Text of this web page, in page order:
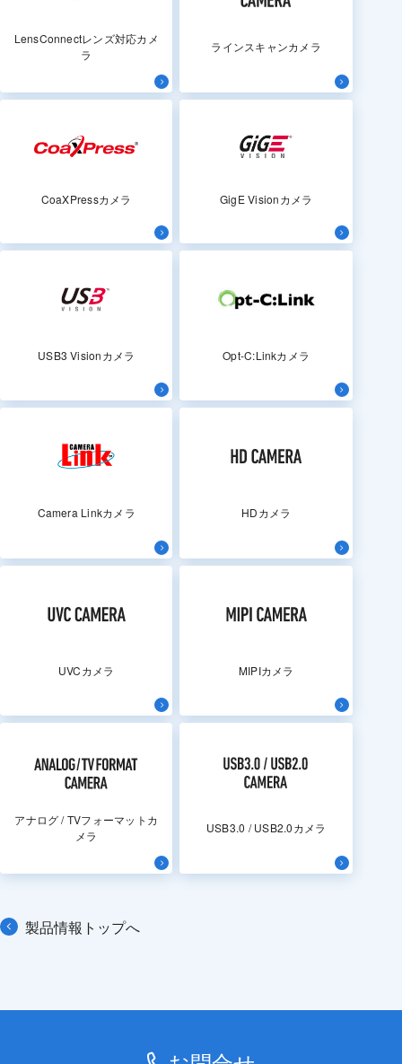
LensConnectレンズ対応カメ
ラ
ラインスキャンカメラ
CoaXPressカメラ GigE Visionカメラ
USB3 Visionカメラ Opt-C:Linkカメラ
Camera Linkカメラ HDカメラ
UVCカメラ MIPIカメラ
アナログ / TVフォーマットカ
メラ
USB3.0 / USB2.0カメラ
製品情報トップへ